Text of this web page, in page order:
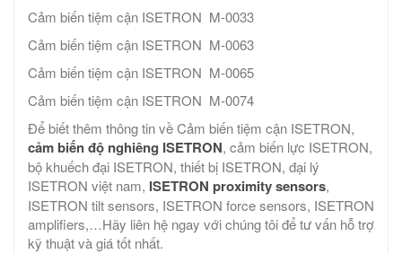
Cảm biến tiệm cận ISETRON M-0033
Cảm biến tiệm cận ISETRON M-0063
Cảm biến tiệm cận ISETRON M-0065
Cảm biến tiệm cận ISETRON M-0074
Để biết thêm thông tin về Cảm biến tiệm cận ISETRON,
cảm biến độ nghiêng ISETRON, cảm biến lực ISETRON,
bộ khuếch đại ISETRON, thiết bị ISETRON, đại lý
ISETRON việt nam, ISETRON proximity sensors,
ISETRON tilt sensors, ISETRON force sensors, ISETRON
amplifiers,…Hãy liên hệ ngay với chúng tôi để tư vấn hỗ trợ
kỹ thuật và giá tốt nhất.